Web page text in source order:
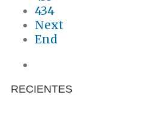
434
Next
End
RECIENTES